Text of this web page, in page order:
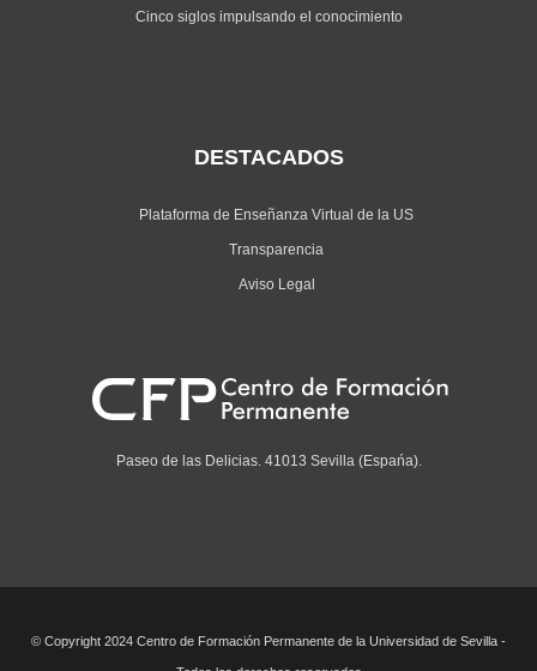
Cinco siglos impulsando el conocimiento
DESTACADOS
Plataforma de Enseñanza Virtual de la US
Transparencia
Aviso Legal
Paseo de las Delicias. 41013 Sevilla (Espańa).
© Copyright 2024 Centro de Formación Permanente de la Universidad de Sevilla -